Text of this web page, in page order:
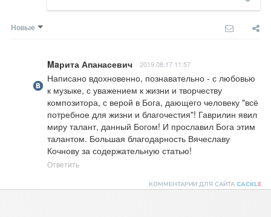
Новые
Maрита Апанасевич 2019.08.17 11:57
Написано вдохновенно, познавательно - с любовью
к музыке, с уважением к жизни и творчеству
композитора, с верой в Бога, дающего человеку "всё
потребное для жизни и благочестия"! Гаврилин явил
миру талант, данный Богом! И прославил Бога этим
талантом. Большая благодарность Вячеславу
Кочнову за содержательную статью!
Ответить
КОММЕНТАРИИ ДЛЯ САЙТА CACKLE